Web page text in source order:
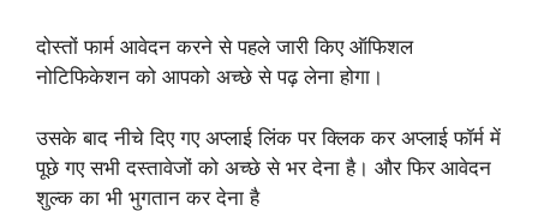
दोस्तों फार्म आवेदन करने से पहले जारी किए ऑफिशल
नोटिफिकेशन को आपको अच्छे से पढ़ लेना होगा।
उसके बाद नीचे दिए गए अप्लाई लिंक पर क्लिक कर अप्लाई फॉर्म में
पूछे गए सभी दस्तावेजों को अच्छे से भर देना है। और फिर आवेदन
शुल्क का भी भुगतान कर देना है